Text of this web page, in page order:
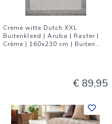
Creme witte Dutch XXL
Buitenkleed | Aruba | Raster |
Crème | 160x230 cm | Buiten...
€ 89,95